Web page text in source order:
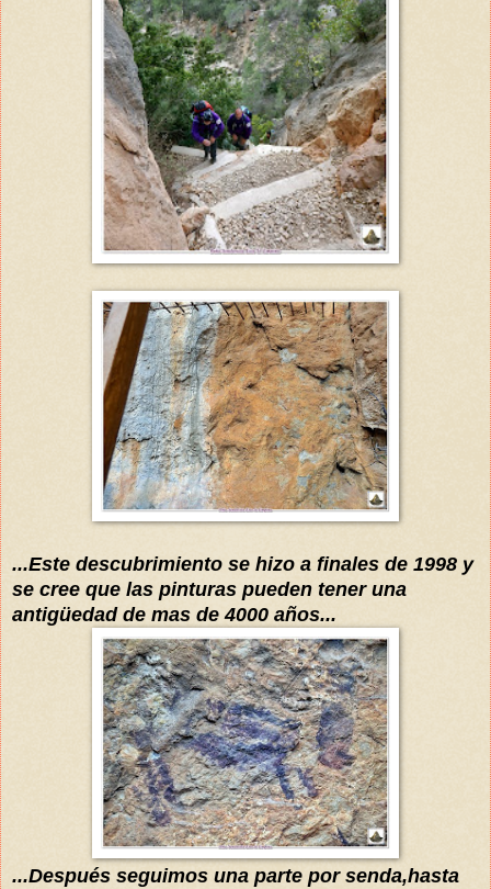
...Este descubrimiento se hizo a finales de 1998 y
se cree que las pinturas pueden tener una
antigüedad de mas de 4000 años...
...Después seguimos una parte por senda,hasta